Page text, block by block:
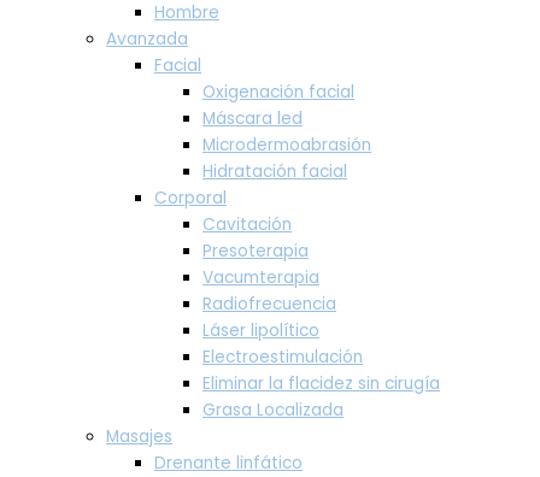
Hombre
Avanzada
Facial
Oxigenación facial
Máscara led
Microdermoabrasión
Hidratación facial
Corporal
Cavitación
Presoterapia
Vacumterapia
Radiofrecuencia
Láser lipolítico
Electroestimulación
Eliminar la flacidez sin cirugía
Grasa Localizada
Masajes
Drenante linfático